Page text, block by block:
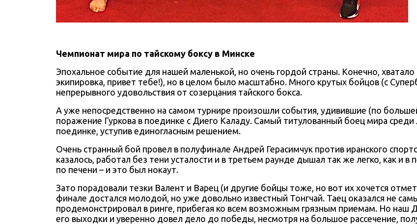
Чемпионат мира по тайскому боксу в Минске
Эпохальное событие для нашей маленькой, но очень гордой страны. Конечно,
экипировка, привет тебе!), но в целом было масштабно. Много крутых бойцов (с
непрерывного удовольствия от созерцания тайского бокса.
А уже непосредственно на самом турнире произошли события, удивившие (по
поражение Гуркова в поединке с Диего Каладу. Самый титулованный боец мира
поединке, уступив единогласным решением.
Очень странный бой провел в полуфинале Андрей Герасимчук против иранского
казалось, работал без тени усталости и в третьем раунде дышал так же легко, как и
по печени – и это был нокаут.
Зато порадовали тезки Валент и Варец (и другие бойцы тоже, но вот их хочется
финале достался молодой, но уже довольно известный Тонгчай. Таец оказался не
продемонстрировал в ринге, прибегая ко всем возможным грязным приемам. Но наш
его выходки и уверенно довел дело до победы, несмотря на большое рассечение,